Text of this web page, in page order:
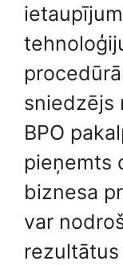
sniedzējs
BPO
pieņemts
biznesa
var